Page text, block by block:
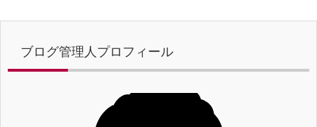
ブログ管理人プロフィール